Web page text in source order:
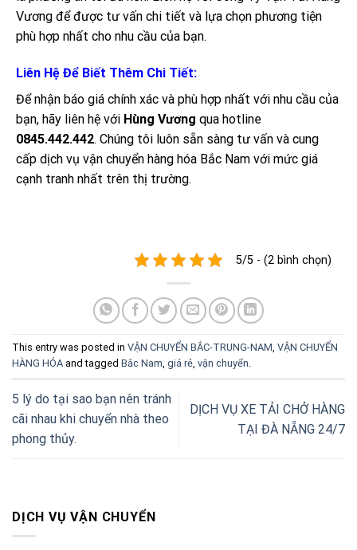
DỊCH VỤ VẬN CHUYỂN
Vương để được tư vấn chi tiết và lựa chọn phương tiện
phù hợp nhất cho nhu cầu của bạn.
Liên Hệ Để Biết Thêm Chi Tiết:
Để nhận báo giá chính xác và phù hợp nhất với nhu cầu của
bạn, hãy liên hệ với Hùng Vương qua hotline
0845.442.442. Chúng tôi luôn sẵn sàng tư vấn và cung
cấp dịch vụ vận chuyển hàng hóa Bắc Nam với mức giá
cạnh tranh nhất trên thị trường.
5/5 - (2 bình chọn)
This entry was posted in VẬN CHUYỂN BẮC-TRUNG-NAM, VẬN CHUYỂN
HÀNG HÓA and tagged Bắc Nam, giá rẻ, vận chuyển.
5 lý do tại sao bạn nên tránh
cãi nhau khi chuyển nhà theo
phong thủy.
DỊCH VỤ XE TẢI CHỞ HÀNG
TẠI ĐÀ NẴNG 24/7